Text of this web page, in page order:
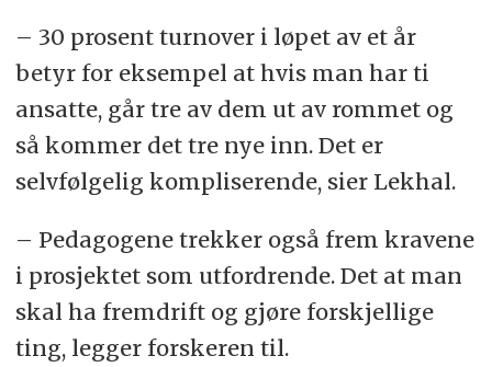
– 30 prosent turnover i løpet av et år
betyr for eksempel at hvis man har ti
ansatte, går tre av dem ut av rommet og
så kommer det tre nye inn. Det er
selvfølgelig kompliserende, sier Lekhal.
– Pedagogene trekker også frem kravene
i prosjektet som utfordrende. Det at man
skal ha fremdrift og gjøre forskjellige
ting, legger forskeren til.